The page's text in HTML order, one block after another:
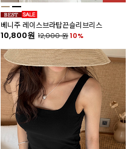
베니주 레이스브라탑끈슬리브리스
10,800원 12,000원10%